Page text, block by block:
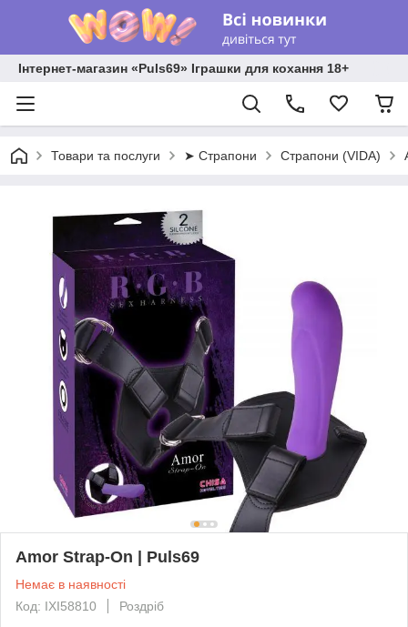
Інтернет-магазин «Puls69» Іграшки для кохання 18+
Товари та послуги ➤ Страпони Страпони (VIDA)
Amor Strap-On | Puls69
Немає в наявності
Код: IXI58810
Роздріб